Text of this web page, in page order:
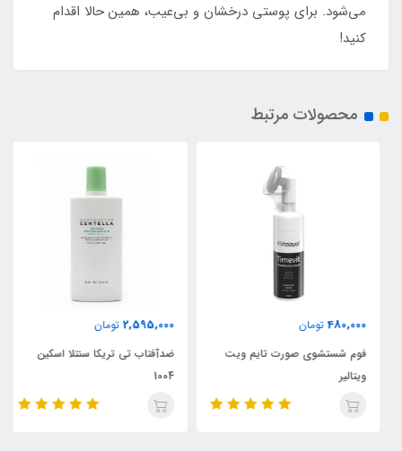
می‌شود. برای پوستی درخشان و بی‌عیب، همین حالا اقدام
کنید!
محصولات مرتبط
480,000 تومان
فوم شستشوی صورت تایم ویت
ویتالیر
2,595,000 تومان
ضدآفتاب تی تریکا سنتلا اسکین
1004